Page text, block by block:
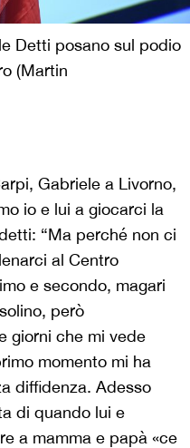
Detti posano sul podio
(Martin
Gabriele a Livorno,
io e lui a giocarci la
“Ma perché non ci
al Centro
e secondo, magari
però
giorni che mi vede
momento mi ha
diffidenza. Adesso
di quando lui e
a mamma e papà «ce